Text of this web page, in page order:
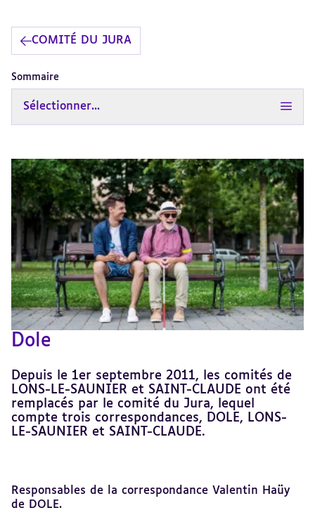
COMITÉ DU JURA
Sommaire
Sélectionner...
Dole
Depuis le 1er septembre 2011, les comités de
LONS-LE-SAUNIER et SAINT-CLAUDE ont été
remplacés par le comité du Jura, lequel
compte trois correspondances, DOLE, LONS-
LE-SAUNIER et SAINT-CLAUDE.
Responsables de la correspondance Valentin Haüy
de DOLE.
au
sommaire